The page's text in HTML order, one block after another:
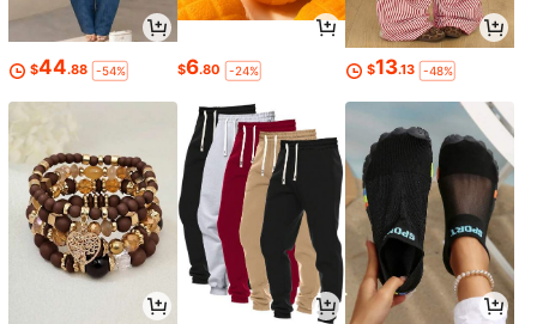
$44.88 -54% $6.80 -24% $13.13 -48%